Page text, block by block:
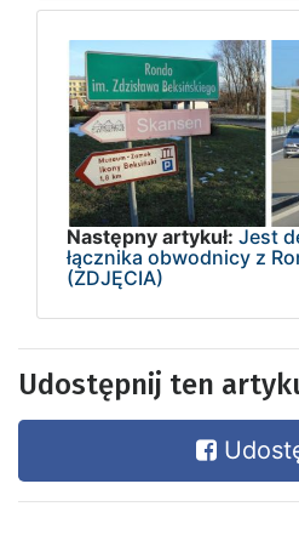
Następny artykuł: Jest
łącznika obwodnicy z
(ZDJĘCIA)
Udostępnij ten